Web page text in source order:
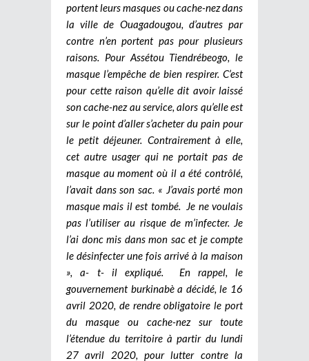
portent leurs masques ou cache-nez dans
la ville de Ouagadougou, d’autres par
contre n’en portent pas pour plusieurs
raisons. Pour Assétou Tiendrébeogo, le
masque l’empêche de bien respirer. C’est
pour cette raison qu’elle dit avoir laissé
son cache-nez au service, alors qu’elle est
sur le point d’aller s’acheter du pain pour
le petit déjeuner. Contrairement à elle,
cet autre usager qui ne portait pas de
masque au moment où il a été contrôlé,
l’avait dans son sac. « J’avais porté mon
masque mais il est tombé. Je ne voulais
pas l’utiliser au risque de m’infecter. Je
l’ai donc mis dans mon sac et je compte
le désinfecter une fois arrivé à la maison
», a- t- il expliqué. En rappel, le
gouvernement burkinabè a décidé, le 16
avril 2020, de rendre obligatoire le port
du masque ou cache-nez sur toute
l’étendue du territoire à partir du lundi
27 avril 2020, pour lutter contre la